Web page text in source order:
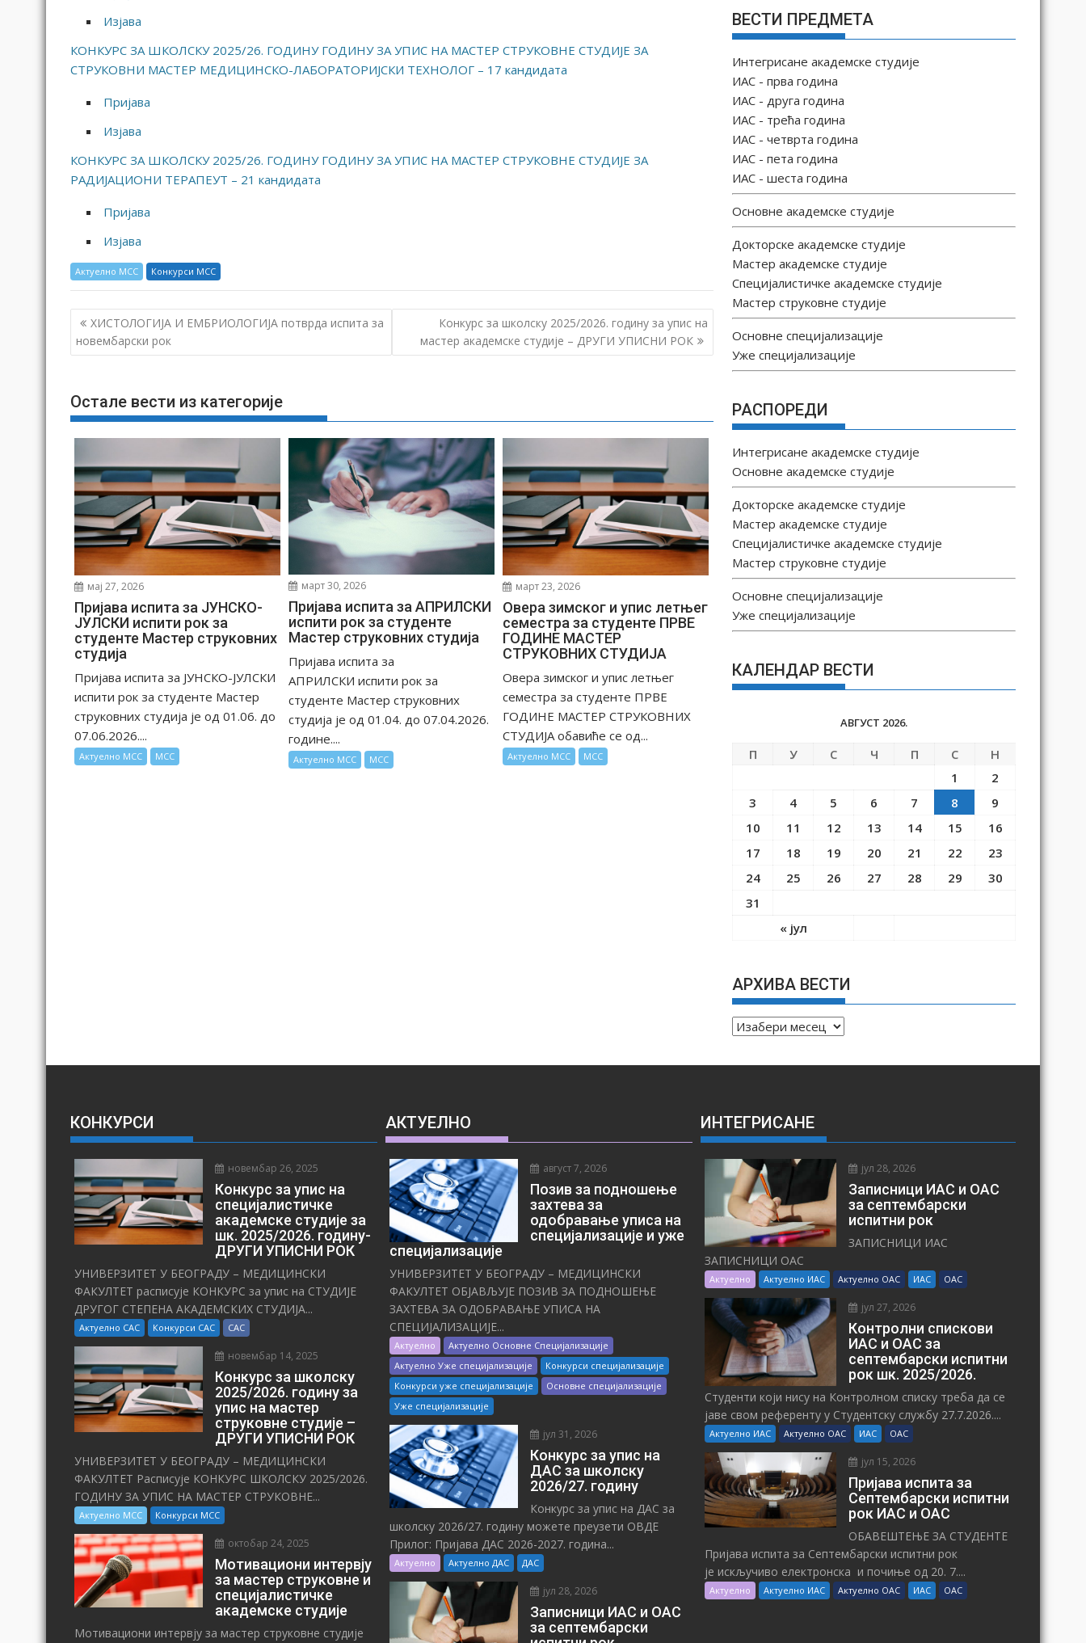
Изјава
КОНКУРС ЗА ШКОЛСКУ 2025/26. ГОДИНУ ГОДИНУ ЗА УПИС НА МАСТЕР СТРУКОВНЕ СТУДИЈЕ ЗА
СТРУКОВНИ МАСТЕР МЕДИЦИНСКО-ЛАБОРАТОРИЈСКИ ТЕХНОЛОГ – 17 кандидата
Пријава
Изјава
КОНКУРС ЗА ШКОЛСКУ 2025/26. ГОДИНУ ГОДИНУ ЗА УПИС НА МАСТЕР СТРУКОВНЕ СТУДИЈЕ ЗА
РАДИЈАЦИОНИ ТЕРАПЕУТ – 21 кандидата
Пријава
Изјава
Актуелно МСС Конкурси МСС
К
р
а
њ
ч
л
а
н
к
а
ХИСТОЛОГИЈА И ЕМБРИОЛОГИЈА потврда испита за
новембарски рок
Конкурс за школску 2025/⁠2026. годину за упис на
мастер академске студије – ДРУГИ УПИСНИ РОК
Остале вести из категорије
мај 27, 2026
Пријава испита за ЈУНСКО-
ЈУЛСКИ испити рок за
студенте Мастер струковних
студија
Пријава испита за ЈУНСКО-ЈУЛСКИ
испити рок за студенте Мастер
струковних студија је од 01.06. до
07.06.2026....
Актуелно МСС МСС
март 30, 2026
Пријава испита за АПРИЛСКИ
испити рок за студенте
Мастер струковних студија
Пријава испита за
АПРИЛСКИ испити рок за
студенте Мастер струковних
студија је од 01.04. до 07.04.2026.
године....
Актуелно МСС МСС
март 23, 2026
Овера зимског и упис летњег
семестра за студенте ПРВЕ
ГОДИНЕ МАСТЕР
СТРУКОВНИХ СТУДИЈА
Овера зимског и упис летњег
семестра за студенте ПРВЕ
ГОДИНЕ МАСТЕР СТРУКОВНИХ
СТУДИЈА обавиће се од...
Актуелно МСС МСС
ВЕСТИ ПРЕДМЕТА
Интегрисане академске студије
ИАС - прва година
ИАС - друга година
ИАС - трећа година
ИАС - четврта година
ИАС - пета година
ИАС - шеста година
Основне академске студије
Докторске академске студије
Мастер академске студије
Специјалистичке академске студије
Мастер струковне студије
Основне специјализације
Уже специјализације
РАСПОРЕДИ
Интегрисане академске студије
Основне академске студије
Докторске академске студије
Мастер академске студије
Специјалистичке академске студије
Мастер струковне студије
Основне специјализације
Уже специјализације
КАЛЕНДАР ВЕСТИ
АВГУСТ 2026.
П У С Ч П С Н
« јул
1
2
3
4 5 6 7 8
9
10
11 12 13 14 15
16
17
18 19 20 21 22
23
24
25 26 27 28 29
30
31
АРХИВА ВЕСТИ
А
Х
А
В
Е
С
Т
И
КОНКУРСИ
новембар 26, 2025
Конкурс за упис на
специјалистичке
академске студије за
шк. 2025/2026. годину-
ДРУГИ УПИСНИ РОК
УНИВЕРЗИТЕТ У БЕОГРАДУ – МЕДИЦИНСКИ
ФАКУЛТЕТ расписује КОНКУРС за упис на СТУДИЈЕ
ДРУГОГ СТЕПЕНА АКАДЕМСКИХ СТУДИЈА...
Актуелно САС Конкурси САС САС
новембар 14, 2025
Конкурс за школску
2025/⁠2026. годину за
упис на мастер
струковне студије –
ДРУГИ УПИСНИ РОК
УНИВЕРЗИТЕТ У БЕОГРАДУ – МЕДИЦИНСКИ
ФАКУЛТЕТ Расписује КОНКУРС ШКОЛСКУ 2025/⁠2026.
ГОДИНУ ЗА УПИС НА МАСТЕР СТРУКОВНЕ...
Актуелно МСС Конкурси МСС
октобар 24, 2025
Мотивациони интервју
за мастер струковне и
специјалистичке
академске студије
Мотивациони интервју за мастер струковне студије
АКТУЕЛНО
август 7, 2026
Позив за подношење
захтева за
одобравање уписа на
специјализације и уже
специјализације
УНИВЕРЗИТЕТ У БЕОГРАДУ – МЕДИЦИНСКИ
ФАКУЛТЕТ ОБЈАВЉУЈЕ ПОЗИВ ЗА ПОДНОШЕЊЕ
ЗАХТЕВА ЗА ОДОБРАВАЊЕ УПИСА НА
СПЕЦИЈАЛИЗАЦИЈЕ...
Актуелно
Актуелно Основне Специјализације
Актуелно Уже специјализације
Конкурси специјализације
Конкурси уже специјализације
Основне специјализације
Уже специјализације
јул 31, 2026
Конкурс за упис на
ДАС за школску
2026/27. годину
Конкурс за упис на ДАС за
школску 2026/27. годину можете преузети ОВДЕ
Прилог: Пријава ДАС 2026-2027. година...
Актуелно Актуелно ДАС ДАС
јул 28, 2026
Записници ИАС и ОАС
за септембарски
ИНТЕГРИСАНЕ
јул 28, 2026
Записници ИАС и ОАС
за септембарски
испитни рок
ЗАПИСНИЦИ ИАС
ЗАПИСНИЦИ ОАС
Актуелно Актуелно ИАС Актуелно ОАС ИАС ОАС
јул 27, 2026
Контролни спискови
ИАС и ОАС за
септембарски испитни
рок шк. 2025/2026.
Студенти који нису на Контролном списку треба да се
јаве свом референту у Студентску службу 27.7.2026....
Актуелно ИАС Актуелно ОАС ИАС ОАС
јул 15, 2026
Пријава испита за
Септембарски испитни
рок ИАС и ОАС
ОБАВЕШТЕЊЕ ЗА СТУДЕНТЕ
Пријава испита за Септембарски испитни рок
је искључиво електронска и почиње од 20. 7....
Актуелно Актуелно ИАС Актуелно ОАС ИАС ОАС